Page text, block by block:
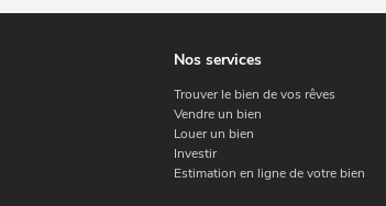
Nos services
Trouver le bien de vos rêves
Vendre un bien
Louer un bien
Investir
Estimation en ligne de votre bien